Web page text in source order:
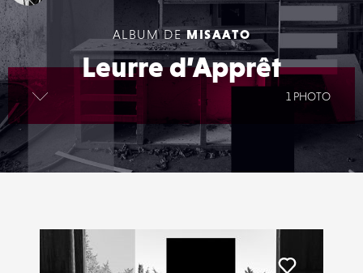
ALBUM DEMISAATO
Leurre d’Apprêt
lire la suite
1 PHOTO